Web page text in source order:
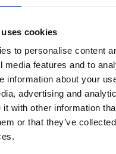
cookies
to personalise content
media features and to
information about your
advertising and
with other information
or that they’ve
tredje soloalbum
Liedström sin första
Den nådde en 12:e
vilket ledde till en
till bland andra
Grön, Dag Vag,
varit finalist i P4
Swedish Independent
över hela landet.